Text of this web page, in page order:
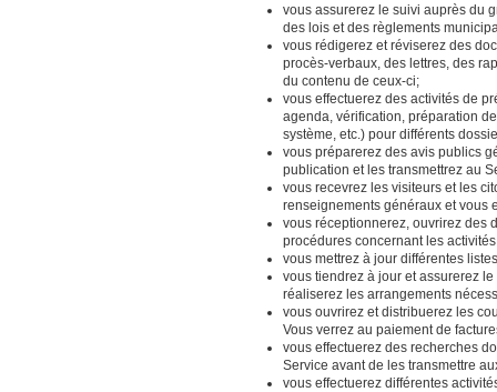
vous assurerez le suivi auprès du
des lois et des règlements
vous rédigerez et réviserez des
procès-verbaux, des lettres, des
du contenu de ceux-ci;
vous effectuerez des activités de
agenda, vérification, préparation
système, etc.) pour différents
vous préparerez des avis publics
publication et les transmettrez au
vous recevrez les visiteurs et les
renseignements généraux et vous
vous réceptionnerez, ouvrirez des
procédures concernant les
vous mettrez à jour différentes
vous tiendrez à jour et assurerez
réaliserez les arrangements
vous ouvrirez et distribuerez les
Vous verrez au paiement de
vous effectuerez des recherches
Service avant de les transmettre
vous effectuerez différentes